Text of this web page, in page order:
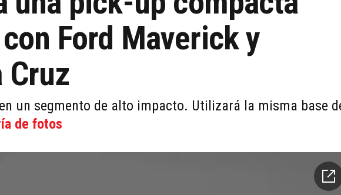
Ford Maverick y
Cruz
un segmento de alto impacto. Utilizará la misma base
de fotos